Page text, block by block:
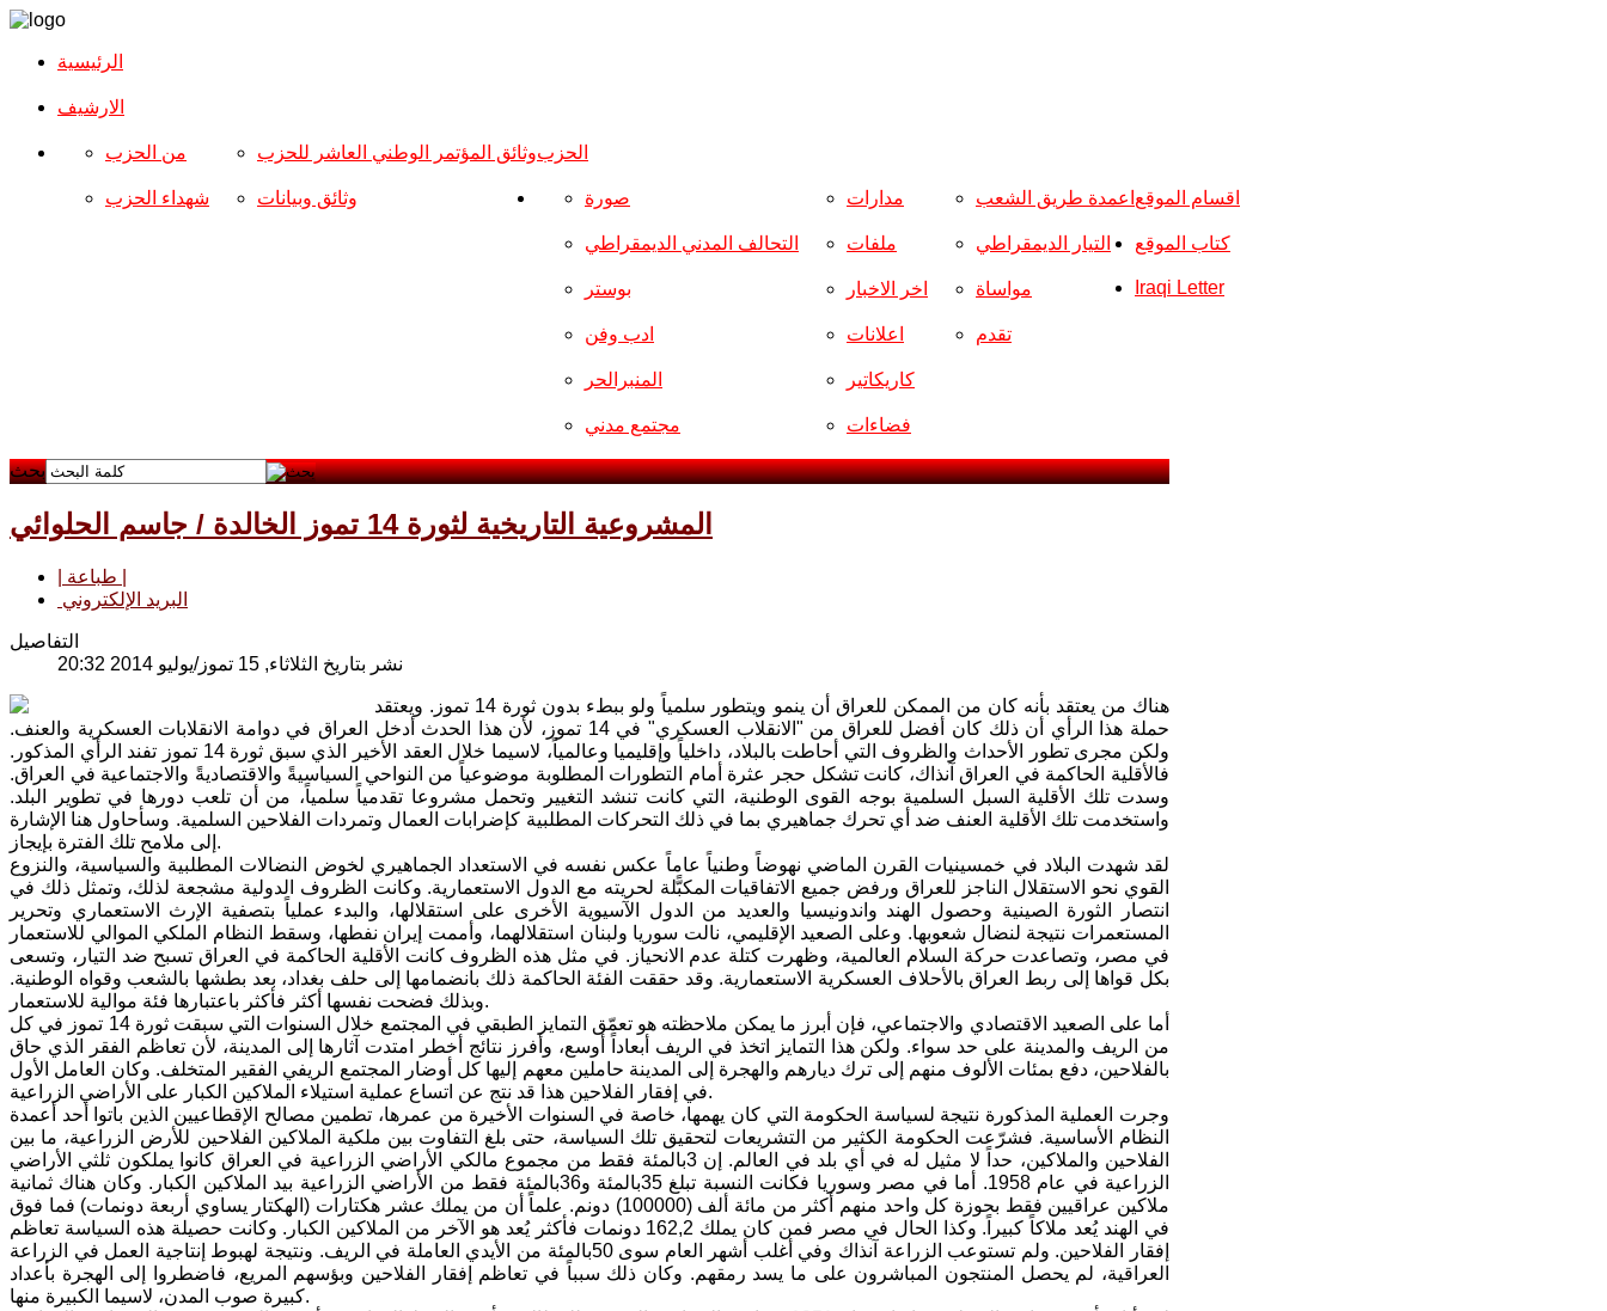
الرئيسية
الارشیف
الحزب من الحزب
شهداء الحزب
وثائق المؤتمر الوطني العاشر للحزب
وثائق وبيانات اقسام الموقع صورة
التحالف المدني الديمقراطي
بوستر
ادب وفن
المنبرالحر
مجتمع مدني
مدارات
ملفات
اخر الاخبار
اعلانات
كاريكاتير
فضاءات
اعمدة طريق الشعب
التيار الديمقراطي
مواساة
تقدم
كتاب الموقع
Iraqi Letter
بحث
المشروعية التاريخية لثورة 14 تموز الخالدة / جاسم الحلوائي
البريد الإلكتروني
التفاصيل
نشر بتاريخ الثلاثاء, 15 تموز/يوليو 2014 20:32
هناك من يعتقد بأنه كان من الممكن للعراق أن ينمو ويتطور سلمياً ولو ببطء بدون ثورة 14 تموز. ويعتقد
حملة هذا الرأي أن ذلك كان أفضل للعراق من "الانقلاب العسكري" في 14 تموز، لأن هذا الحدث أدخل العراق في دوامة الانقلابات العسكرية والعنف.
ولكن مجرى تطور الأحداث والظروف التي أحاطت بالبلاد، داخلياً وإقليميا وعالمياً، لاسيما خلال العقد الأخير الذي سبق ثورة 14 تموز تفند الرأي المذكور.
فالأقلية الحاكمة في العراق آنذاك، كانت تشكل حجر عثرة أمام التطورات المطلوبة موضوعياً من النواحي السياسيةً والاقتصاديةً والاجتماعية في العراق.
وسدت تلك الأقلية السبل السلمية بوجه القوى الوطنية، التي كانت تنشد التغيير وتحمل مشروعا تقدمياً سلمياً، من أن تلعب دورها في تطوير البلد.
واستخدمت تلك الأقلية العنف ضد أي تحرك جماهيري بما في ذلك التحركات المطلبية كإضرابات العمال وتمردات الفلاحين السلمية. وسأحاول هنا الإشارة
إلى ملامح تلك الفترة بإيجاز.
لقد شهدت البلاد في خمسينيات القرن الماضي نهوضاً وطنياً عاماً عكس نفسه في الاستعداد الجماهيري لخوض النضالات المطلبية والسياسية، والنزوع
القوي نحو الاستقلال الناجز للعراق ورفض جميع الاتفاقيات المكبًّلة لحريته مع الدول الاستعمارية. وكانت الظروف الدولية مشجعة لذلك، وتمثل ذلك في
انتصار الثورة الصينية وحصول الهند واندونيسيا والعديد من الدول الآسيوية الأخرى على استقلالها، والبدء عملياً بتصفية الإرث الاستعماري وتحرير
المستعمرات نتيجة لنضال شعوبها. وعلى الصعيد الإقليمي، نالت سوريا ولبنان استقلالهما، وأممت إيران نفطها، وسقط النظام الملكي الموالي للاستعمار
في مصر، وتصاعدت حركة السلام العالمية، وظهرت كتلة عدم الانحياز. في مثل هذه الظروف كانت الأقلية الحاكمة في العراق تسبح ضد التيار، وتسعى
بكل قواها إلى ربط العراق بالأحلاف العسكرية الاستعمارية. وقد حققت الفئة الحاكمة ذلك بانضمامها إلى حلف بغداد، بعد بطشها بالشعب وقواه الوطنية.
وبذلك فضحت نفسها أكثر فأكثر باعتبارها فئة موالية للاستعمار.
أما على الصعيد الاقتصادي والاجتماعي، فإن أبرز ما يمكن ملاحظته هو تعمّق التمايز الطبقي في المجتمع خلال السنوات التي سبقت ثورة 14 تموز في كل
من الريف والمدينة على حد سواء. ولكن هذا التمايز اتخذ في الريف أبعاداً أوسع، وأفرز نتائج أخطر امتدت آثارها إلى المدينة، لأن تعاظم الفقر الذي حاق
بالفلاحين، دفع بمئات الألوف منهم إلى ترك ديارهم والهجرة إلى المدينة حاملين معهم إليها كل أوضار المجتمع الريفي الفقير المتخلف. وكان العامل الأول
في إفقار الفلاحين هذا قد نتج عن اتساع عملية استيلاء الملاكين الكبار على الأراضي الزراعية.
وجرت العملية المذكورة نتيجة لسياسة الحكومة التي كان يهمها، خاصة في السنوات الأخيرة من عمرها، تطمين مصالح الإقطاعيين الذين باتوا أحد أعمدة
النظام الأساسية. فشرّعت الحكومة الكثير من التشريعات لتحقيق تلك السياسة، حتى بلغ التفاوت بين ملكية الملاكين الفلاحين للأرض الزراعية، ما بين
الفلاحين والملاكين، حداً لا مثيل له في أي بلد في العالم. إن 3بالمئة فقط من مجموع مالكي الأراضي الزراعية في العراق كانوا يملكون ثلثي الأراضي
الزراعية في عام 1958. أما في مصر وسوريا فكانت النسبة تبلغ 35بالمئة و36بالمئة فقط من الأراضي الزراعية بيد الملاكين الكبار. وكان هناك ثمانية
ملاكين عراقيين فقط بحوزة كل واحد منهم أكثر من مائة ألف (100000) دونم. علماً أن من يملك عشر هكتارات (الهكتار يساوي أربعة دونمات) فما فوق
في الهند يُعد ملاكاً كبيراً. وكذا الحال في مصر فمن كان يملك 162,2 دونمات فأكثر يُعد هو الآخر من الملاكين الكبار. وكانت حصيلة هذه السياسة تعاظم
إفقار الفلاحين. ولم تستوعب الزراعة آنذاك وفي أغلب أشهر العام سوى 50بالمئة من الأيدي العاملة في الريف. ونتيجة لهبوط إنتاجية العمل في الزراعة
العراقية، لم يحصل المنتجون المباشرون على ما يسد رمقهم. وكان ذلك سبباً في تعاظم إفقار الفلاحين وبؤسهم المريع، فاضطروا إلى الهجرة بأعداد
كبيرة صوب المدن، لاسيما الكبيرة منها.